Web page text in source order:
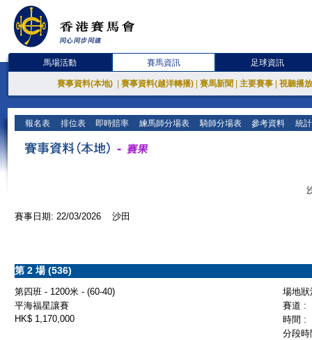
馬場活動 賽馬資訊 足球資訊
賽事資料(本地) 賽事資料(越洋轉播) 賽馬新聞 主要賽事 視聽播
報名表 排位表 即時賠率 練馬師分場表 騎師分場表 參考資料 統
賽事日期: 22/03/2026 沙田
第 2 場 (536)
第四班 - 1200米 - (60-40)
場地
平海福星讓賽
賽道 :
HK$ 1,170,000
時間 :
分段